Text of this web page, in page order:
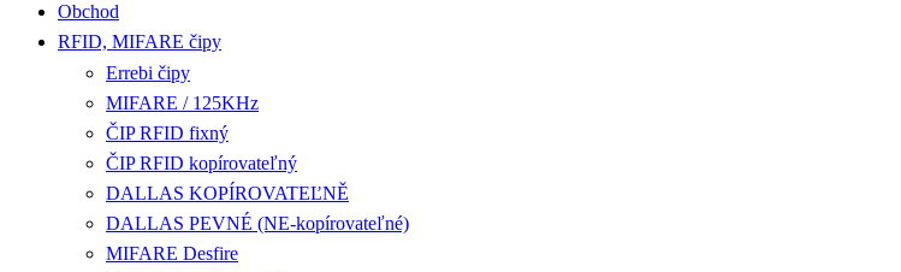
Obchod
RFID, MIFARE čipy
Errebi čipy
MIFARE / 125KHz
ČIP RFID fixný
ČIP RFID kopírovateľný
DALLAS KOPÍROVATEĽNĚ
DALLAS PEVNÉ (NE-kopírovateľné)
MIFARE Desfire